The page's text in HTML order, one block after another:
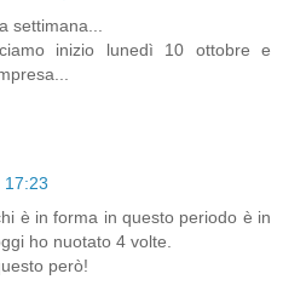
settimana...
inizio lunedì 10 ottobre e
17:23
è in forma in questo periodo è in
ho nuotato 4 volte.
però!